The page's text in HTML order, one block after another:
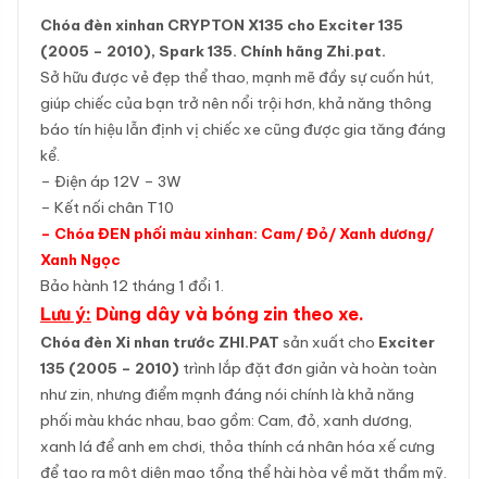
Chóa đèn xinhan CRYPTON X135 cho Exciter 135
(2005 – 2010), Spark 135. Chính hãng Zhi.pat.
Sở hữu được vẻ đẹp thể thao, mạnh mẽ đầy sự cuốn hút,
giúp chiếc của bạn trở nên nổi trội hơn, khả năng thông
báo tín hiệu lẫn định vị chiếc xe cũng được gia tăng đáng
kể.
– Điện áp 12V – 3W
– Kết nối chân T10
– Chóa ĐEN phối màu xinhan: Cam/ Đỏ/ Xanh dương/
Xanh Ngọc
Bảo hành 12 tháng 1 đổi 1.
Lưu ý: Dùng dây và bóng zin theo xe.
Chóa đèn Xi nhan trước ZHI.PAT sản xuất cho Exciter
135 (2005 – 2010) trình lắp đặt đơn giản và hoàn toàn
như zin, nhưng điểm mạnh đáng nói chính là khả năng
phối màu khác nhau, bao gồm: Cam, đỏ, xanh dương,
xanh lá để anh em chơi, thỏa thính cá nhân hóa xế cưng
để tạo ra một diện mạo tổng thể hài hòa về mặt thẩm mỹ.